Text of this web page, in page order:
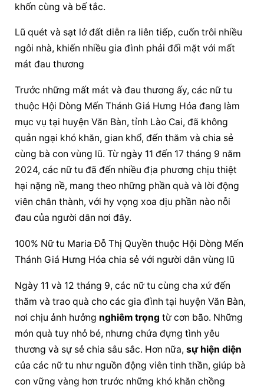
khốn cùng và bế tắc.
Lũ quét và sạt lở đất diễn ra liên tiếp, cuốn trôi nhiều
ngôi nhà, khiến nhiều gia đình phải đối mặt với mất
mát đau thương
Trước những mất mát và đau thương ấy, các nữ tu
thuộc Hội Dòng Mến Thánh Giá Hưng Hóa đang làm
mục vụ tại huyện Văn Bàn, tỉnh Lào Cai, đã không
quản ngại khó khăn, gian khổ, đến thăm và chia sẻ
cùng bà con vùng lũ. Từ ngày 11 đến 17 tháng 9 năm
2024, các nữ tu đã đến nhiều địa phương chịu thiệt
hại nặng nề, mang theo những phần quà và lời động
viên chân thành, với hy vọng xoa dịu phần nào nỗi
đau của người dân nơi đây.
100% Nữ tu Maria Đỗ Thị Quyền thuộc Hội Dòng Mến
Thánh Giá Hưng Hóa chia sẻ với người dân vùng lũ
Ngày 11 và 12 tháng 9, các nữ tu cùng cha xứ đến
thăm và trao quà cho các gia đình tại huyện Văn Bàn,
nơi chịu ảnh hưởng nghiêm trọng từ cơn bão. Những
món quà tuy nhỏ bé, nhưng chứa đựng tình yêu
thương và sự sẻ chia sâu sắc. Hơn nữa, sự hiện diện
của các nữ tu như nguồn động viên tinh thần, giúp bà
con vững vàng hơn trước những khó khăn chồng